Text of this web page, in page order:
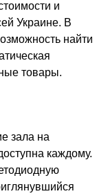
и
Украине. В
найти
товары.
зала на
каждому.